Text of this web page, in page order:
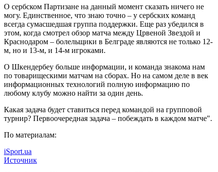
О сербском Партизане на данный момент сказать ничего не
могу. Единственное, что знаю точно – у сербских команд
всегда сумасшедшая группа поддержки. Еще раз убедился в
этом, когда смотрел обзор матча между Црвеной Звездой и
Краснодаром – болельщики в Белграде являются не только 12-
м, но и 13-м, и 14-м игроками.
О Шкендербеу больше информации, и команда знакома нам
по товарищескими матчам на сборах. Но на самом деле в век
информационных технологий полную информацию по
любому клубу можно найти за один день.
Какая задача будет ставиться перед командой на групповой
турнир? Первоочередная задача – побеждать в каждом матче".
По материалам:
iSport.ua
Источник